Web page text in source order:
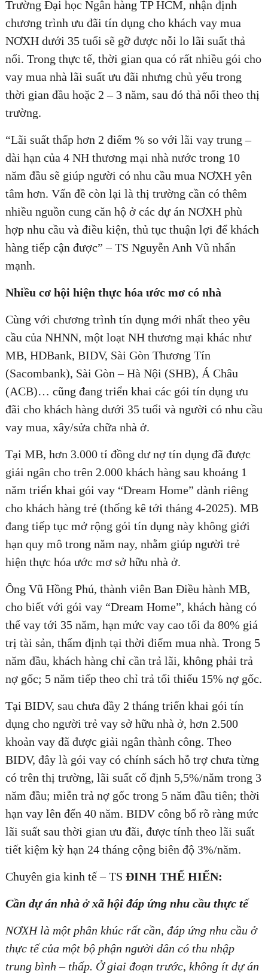
Trường Đại học Ngân hàng TP HCM, nhận định
chương trình ưu đãi tín dụng cho khách vay mua
NƠXH dưới 35 tuổi sẽ gỡ được nỗi lo lãi suất thả
nổi. Trong thực tế, thời gian qua có rất nhiều gói cho
vay mua nhà lãi suất ưu đãi nhưng chủ yếu trong
thời gian đầu hoặc 2 – 3 năm, sau đó thả nổi theo thị
trường.
“Lãi suất thấp hơn 2 điểm % so với lãi vay trung –
dài hạn của 4 NH thương mại nhà nước trong 10
năm đầu sẽ giúp người có nhu cầu mua NƠXH yên
tâm hơn. Vấn đề còn lại là thị trường cần có thêm
nhiều nguồn cung căn hộ ở các dự án NƠXH phù
hợp nhu cầu và điều kiện, thủ tục thuận lợi để khách
hàng tiếp cận được” – TS Nguyễn Anh Vũ nhấn
mạnh.
Nhiều cơ hội hiện thực hóa ước mơ có nhà
Cùng với chương trình tín dụng mới nhất theo yêu
cầu của NHNN, một loạt NH thương mại khác như
MB, HDBank, BIDV, Sài Gòn Thương Tín
(Sacombank), Sài Gòn – Hà Nội (SHB), Á Châu
(ACB)… cũng đang triển khai các gói tín dụng ưu
đãi cho khách hàng dưới 35 tuổi và người có nhu cầu
vay mua, xây/sửa chữa nhà ở.
Tại MB, hơn 3.000 tỉ đồng dư nợ tín dụng đã được
giải ngân cho trên 2.000 khách hàng sau khoảng 1
năm triển khai gói vay “Dream Home” dành riêng
cho khách hàng trẻ (thống kê tới tháng 4-2025). MB
đang tiếp tục mở rộng gói tín dụng này không giới
hạn quy mô trong năm nay, nhằm giúp người trẻ
hiện thực hóa ước mơ sở hữu nhà ở.
Ông Vũ Hồng Phú, thành viên Ban Điều hành MB,
cho biết với gói vay “Dream Home”, khách hàng có
thể vay tới 35 năm, hạn mức vay cao tối đa 80% giá
trị tài sản, thẩm định tại thời điểm mua nhà. Trong 5
năm đầu, khách hàng chỉ cần trả lãi, không phải trả
nợ gốc; 5 năm tiếp theo chỉ trả tối thiểu 15% nợ gốc.
Tại BIDV, sau chưa đầy 2 tháng triển khai gói tín
dụng cho người trẻ vay sở hữu nhà ở, hơn 2.500
khoản vay đã được giải ngân thành công. Theo
BIDV, đây là gói vay có chính sách hỗ trợ chưa từng
có trên thị trường, lãi suất cố định 5,5%/năm trong 3
năm đầu; miễn trả nợ gốc trong 5 năm đầu tiên; thời
hạn vay lên đến 40 năm. BIDV công bố rõ ràng mức
lãi suất sau thời gian ưu đãi, được tính theo lãi suất
tiết kiệm kỳ hạn 24 tháng cộng biên độ 3%/năm.
Chuyên gia kinh tế – TS ĐINH THẾ HIỂN:
Cần dự án nhà ở xã hội đáp ứng nhu cầu thực tế
NƠXH là một phân khúc rất cần, đáp ứng nhu cầu ở
thực tế của một bộ phận người dân có thu nhập
trung bình – thấp. Ở giai đoạn trước, không ít dự án